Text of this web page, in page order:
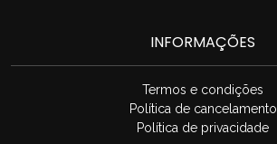
INFORMAÇÕES
Termos e condições
Política de cancelamento
Política de privacidade